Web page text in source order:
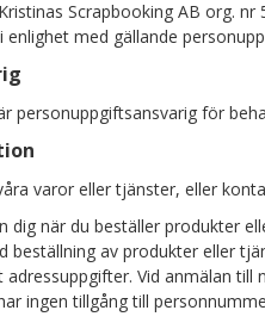
Scrapbooking AB org.
enlighet med gällande
personuppgiftsansvarig för
varor eller tjänster, eller
dig när du beställer produkter
beställning av produkter eller
Vid anmälan
ingen tillgång till